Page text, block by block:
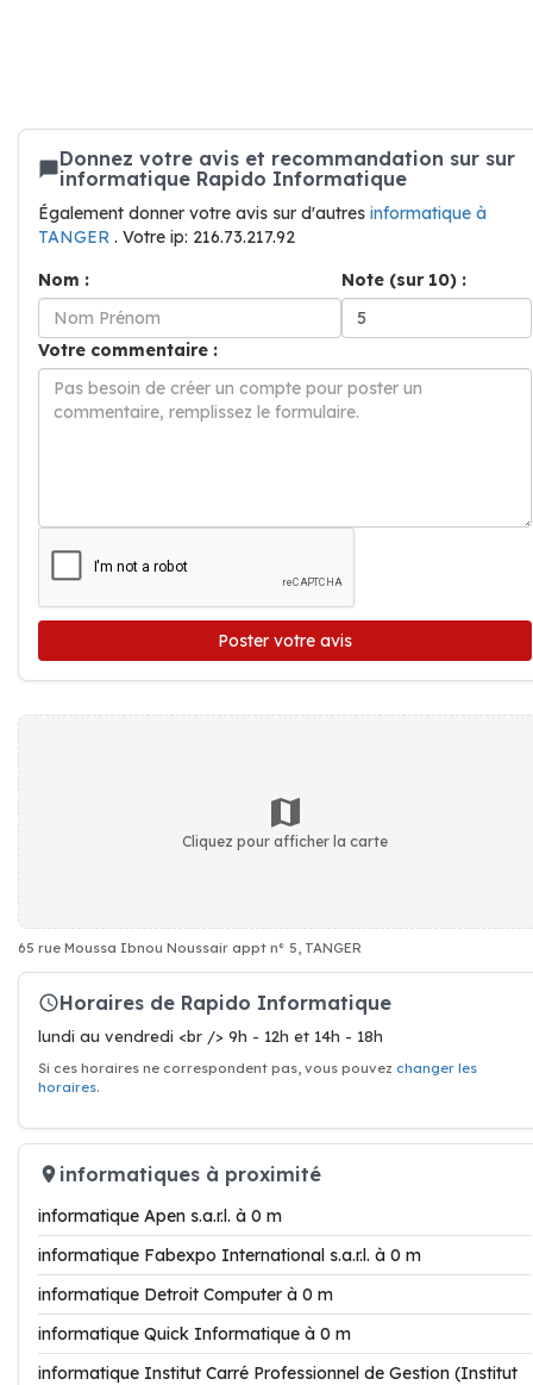
Donnez votre avis et recommandation sur sur
informatique Rapido Informatique
Également donner votre avis sur d'autres informatique à
TANGER . Votre ip: 216.73.217.92
Nom :
Note (sur 10) :
Votre commentaire :
Poster votre avis
Cliquez pour afficher la carte
65 rue Moussa Ibnou Noussair appt n° 5, TANGER
Horaires de Rapido Informatique
lundi au vendredi <br /> 9h - 12h et 14h - 18h
Si ces horaires ne correspondent pas, vous pouvez changer les
horaires.
informatiques à proximité
informatique Apen s.a.r.l. à 0 m
informatique Fabexpo International s.a.r.l. à 0 m
informatique Detroit Computer à 0 m
informatique Quick Informatique à 0 m
informatique Institut Carré Professionnel de Gestion (Institut